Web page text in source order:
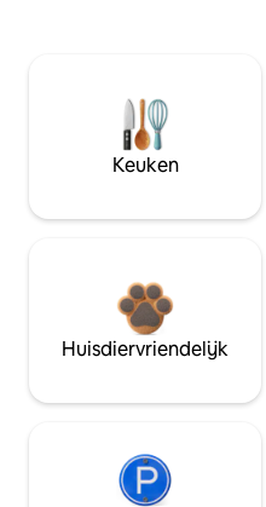
Keuken
Huisdiervriendelijk